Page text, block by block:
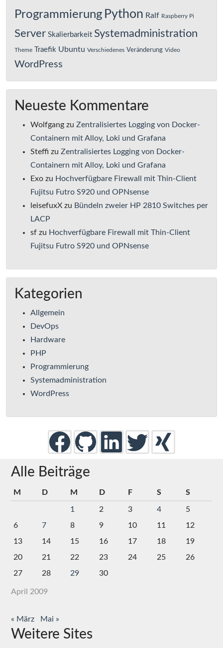
Programmierung Python Ralf Raspberry Pi
Server Skalierbarkeit Systemadministration
Theme Traefik Ubuntu Verschiedenes Veränderung Video
WordPress
Neueste Kommentare
Wolfgang zu Zentralisiertes Logging von Docker-
Containern mit Alloy, Loki und Grafana
Steffi zu Zentralisiertes Logging von Docker-
Containern mit Alloy, Loki und Grafana
Exo zu Hochverfügbare Firewall mit Thin-Client
Fujitsu Futro S920 und OPNsense
leisefuxX zu Bündeln zweier HP 2810 Switches per
LACP
sf zu Hochverfügbare Firewall mit Thin-Client
Fujitsu Futro S920 und OPNsense
Kategorien
Allgemein
DevOps
Hardware
PHP
Programmierung
Systemadministration
WordPress
Alle Beiträge
April 2009
M D M D F S S
1 2 3 4
5
6
7 8 9 10 11
12
13
14 15 16 17 18
19
20
21 22 23 24 25
26
27
28 29 30
« März Mai »
Weitere Sites